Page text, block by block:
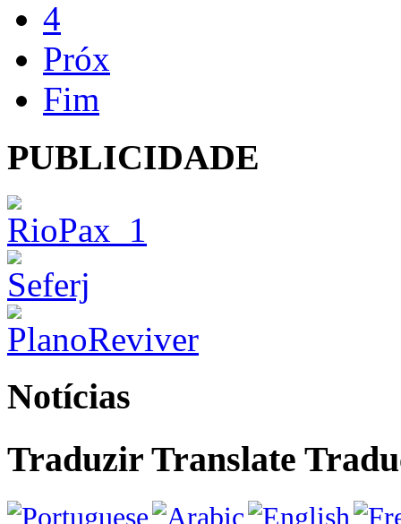
4
Próx
Fim
PUBLICIDADE
Notícias
Traduzir Translate